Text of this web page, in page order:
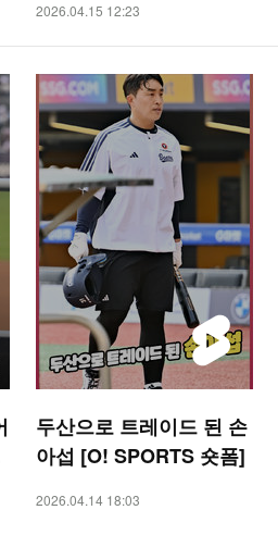
2026.04.15 12:23
두산으로 트레이드 된 손
아섭 [O! SPORTS 숏폼]
2026.04.14 18:03